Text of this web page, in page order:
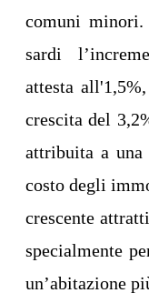
comuni
sardi
attesta
crescita del
attribuita a
costo degli
crescente
specialmente
un’abitazione